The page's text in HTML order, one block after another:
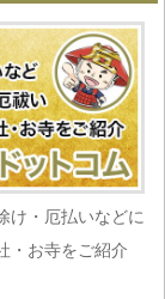
け・厄払いなどに
・お寺をご紹介